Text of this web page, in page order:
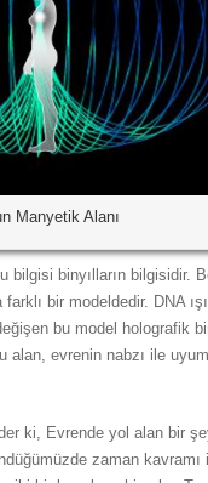
Manyetik Alanı
binyılların bilgisidir.
bir modeldedir. DNA
bu model holografik
evrenin nabzı ile
ki, Evrende yol alan bir
zaman kavramı